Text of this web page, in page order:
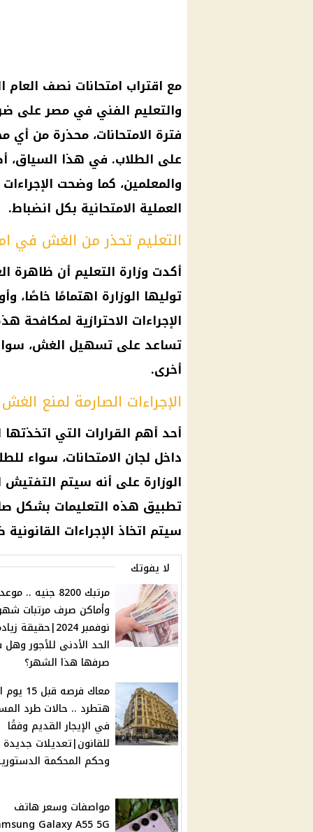
مع اقتراب امتحانات نصف العام
والتعليم الفني في مصر على
فترة الامتحانات، محذرة من
على الطلاب. في هذا السياق،
والمعلمين، كما وضحت
العملية الامتحانية بكل انضباط.
التعليم تحذر من الغش في
أكدت وزارة التعليم أن ظاهرة
توليها الوزارة اهتمامًا
الإجراءات الاحترازية
تساعد على تسهيل الغش، سواء
أخرى.
الإجراءات الصارمة لمنع
أحد أهم القرارات التي
داخل لجان الامتحانات، سواء
الوزارة على أنه سيتم
تطبيق هذه التعليمات بشكل
سيتم اتخاذ الإجراءات
لا يفوتك
مرتبك 8200 جنيه .. موعد
وأماكن صرف مرتبات
نوفمبر 2024|حقيقة
الحد الأدنى للأجور
صرفها هذا الشهر؟
معاك فرصه قبل
هتطرد .. حالات طرد
في الإيجار القديم وفقًا
للقانون|تعديلات جديدة
وحكم المحكمة
مواصفات وسعر هاتف